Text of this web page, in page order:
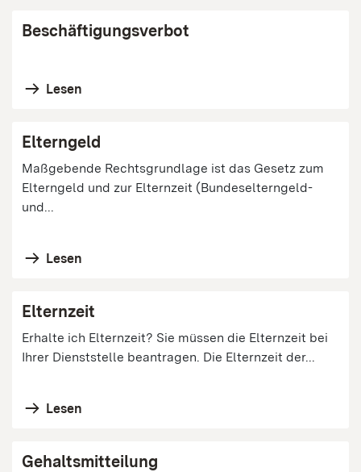
Beschäftigungsverbot
Lesen
Elterngeld
Maßgebende Rechtsgrundlage ist das Gesetz zum
Elterngeld und zur Elternzeit (Bundeselterngeld-
und...
Lesen
Elternzeit
Erhalte ich Elternzeit? Sie müssen die Elternzeit bei
Ihrer Dienststelle beantragen. Die Elternzeit der...
Lesen
Gehaltsmitteilung